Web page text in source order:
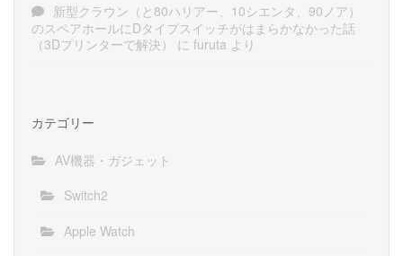
新型クラウン（と80ハリアー、10シエンタ、90ノア）
のスペアホールにDタイプスイッチがはまらかなかった話
（3Dプリンターで解決）
に furuta より
カテゴリー
AV機器・ガジェット
Switch2
Apple Watch